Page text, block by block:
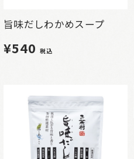
旨味だしわかめスープ
¥540税込